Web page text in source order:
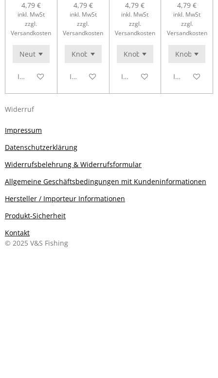
4,79 €
inkl. MwSt
zzgl.
Versandkosten
In den Warenkorb
4,79 €
inkl. MwSt
zzgl.
Versandkosten
In den Warenkorb
4,79 €
inkl. MwSt
zzgl.
Versandkosten
In den Warenkorb
4,79 €
inkl. MwSt
zzgl.
Versandkosten
In den
Widerruf
Impressum
Datenschutzerklärung
Widerrufsbelehrung & Widerrufsformular
Allgemeine Geschäftsbedingungen mit Kundeninformationen
Hersteller / Importeur Informationen
Produkt-Sicherheit
Kontakt
© 2025 V&S Fishing